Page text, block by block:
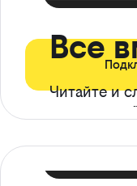
Все
Читайте и